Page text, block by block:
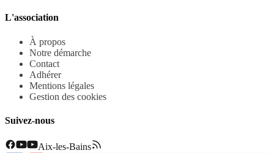
L'association
À propos
Notre démarche
Contact
Adhérer
Mentions légales
Gestion des cookies
Suivez-nous
Aix-les-Bains